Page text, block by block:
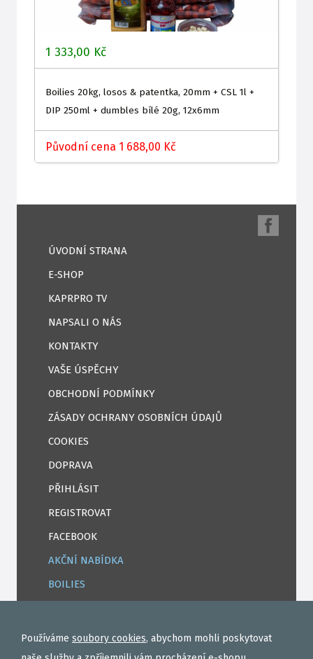
1 333,00 Kč
Boilies 20kg, losos & patentka, 20mm + CSL 1l +
DIP 250ml + dumbles bílé 20g, 12x6mm
Původní cena 1 688,00 Kč
ÚVODNÍ STRANA
E-SHOP
KAPRPRO TV
NAPSALI O NÁS
KONTAKTY
VAŠE ÚSPĚCHY
OBCHODNÍ PODMÍNKY
ZÁSADY OCHRANY OSOBNÍCH ÚDAJŮ
COOKIES
DOPRAVA
PŘIHLÁSIT
REGISTROVAT
FACEBOOK
AKČNÍ NABÍDKA
BOILIES
TEKUTÉ
OBALOVAČKY
Používáme soubory cookies, abychom mohli poskytovat